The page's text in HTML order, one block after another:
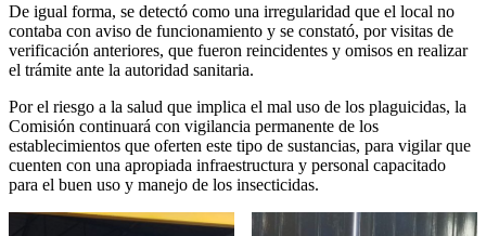
De igual forma, se detectó como una irregularidad que el local no
contaba con aviso de funcionamiento y se constató, por visitas de
verificación anteriores, que fueron reincidentes y omisos en realizar
el trámite ante la autoridad sanitaria.
Por el riesgo a la salud que implica el mal uso de los plaguicidas, la
Comisión continuará con vigilancia permanente de los
establecimientos que oferten este tipo de sustancias, para vigilar que
cuenten con una apropiada infraestructura y personal capacitado
para el buen uso y manejo de los insecticidas.